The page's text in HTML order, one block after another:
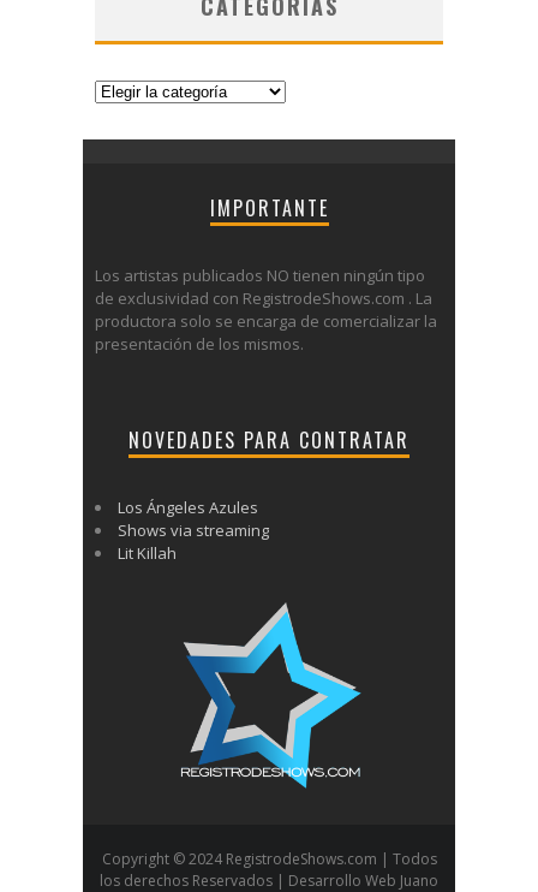
CATEGORÍAS
Categorías
IMPORTANTE
Los artistas publicados NO tienen ningún tipo
de exclusividad con RegistrodeShows.com . La
productora solo se encarga de comercializar la
presentación de los mismos.
NOVEDADES PARA CONTRATAR
Los Ángeles Azules
Shows via streaming
Lit Killah
Copyright © 2024 RegistrodeShows.com | Todos
los derechos Reservados | Desarrollo Web Juano